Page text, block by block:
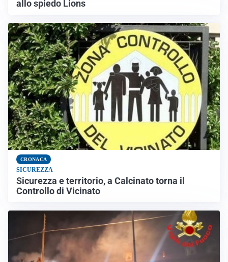
allo spiedo Lions
CRONACA
SICUREZZA
Sicurezza e territorio, a Calcinato torna il
Controllo di Vicinato